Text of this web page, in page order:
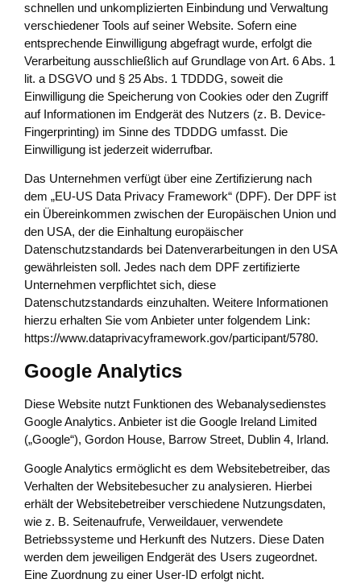
schnellen und unkomplizierten Einbindung und Verwaltung
verschiedener Tools auf seiner Website. Sofern eine
entsprechende Einwilligung abgefragt wurde, erfolgt die
Verarbeitung ausschließlich auf Grundlage von Art. 6 Abs. 1
lit. a DSGVO und § 25 Abs. 1 TDDDG, soweit die
Einwilligung die Speicherung von Cookies oder den Zugriff
auf Informationen im Endgerät des Nutzers (z. B. Device-
Fingerprinting) im Sinne des TDDDG umfasst. Die
Einwilligung ist jederzeit widerrufbar.
Das Unternehmen verfügt über eine Zertifizierung nach
dem „EU-US Data Privacy Framework“ (DPF). Der DPF ist
ein Übereinkommen zwischen der Europäischen Union und
den USA, der die Einhaltung europäischer
Datenschutzstandards bei Datenverarbeitungen in den USA
gewährleisten soll. Jedes nach dem DPF zertifizierte
Unternehmen verpflichtet sich, diese
Datenschutzstandards einzuhalten. Weitere Informationen
hierzu erhalten Sie vom Anbieter unter folgendem Link:
https://www.dataprivacyframework.gov/participant/5780.
Google Analytics
Diese Website nutzt Funktionen des Webanalysedienstes
Google Analytics. Anbieter ist die Google Ireland Limited
(„Google“), Gordon House, Barrow Street, Dublin 4, Irland.
Google Analytics ermöglicht es dem Websitebetreiber, das
Verhalten der Websitebesucher zu analysieren. Hierbei
erhält der Websitebetreiber verschiedene Nutzungsdaten,
wie z. B. Seitenaufrufe, Verweildauer, verwendete
Betriebssysteme und Herkunft des Nutzers. Diese Daten
werden dem jeweiligen Endgerät des Users zugeordnet.
Eine Zuordnung zu einer User-ID erfolgt nicht.